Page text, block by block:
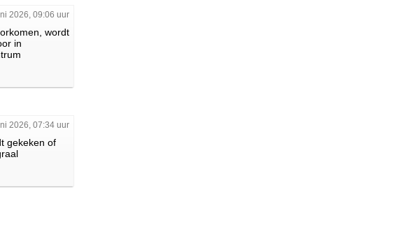
2026, 09:06 uur
wordt
in
2026, 07:34 uur
gekeken of